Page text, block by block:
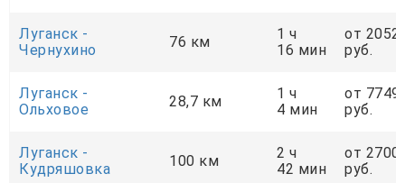
Луганск -
Чернухино
76 км
1 ч
16 мин
от 2052
руб.
Луганск -
Ольховое
28,7 км
1 ч
4 мин
от 7749
руб.
Луганск -
Кудряшовка
100 км
2 ч
42 мин
от 2700
руб.